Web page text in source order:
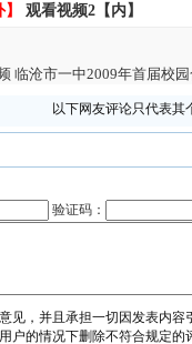
观看视频2【内】
临沧市一中2009年首届校
以下网友评论只代表
验证码：
见，并且承担一切因发表内容
户的情况下删除不符合规定的